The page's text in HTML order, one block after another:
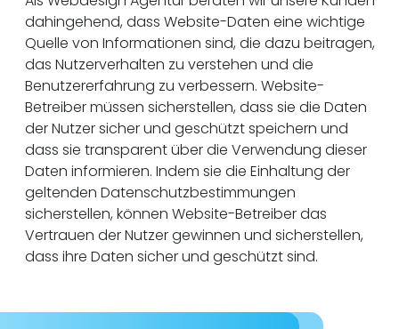
dahingehend, dass Website-Daten eine wichtige
Quelle von Informationen sind, die dazu beitragen,
das Nutzerverhalten zu verstehen und die
Benutzererfahrung zu verbessern. Website-
Betreiber müssen sicherstellen, dass sie die Daten
der Nutzer sicher und geschützt speichern und
dass sie transparent über die Verwendung dieser
Daten informieren. Indem sie die Einhaltung der
geltenden Datenschutzbestimmungen
sicherstellen, können Website-Betreiber das
Vertrauen der Nutzer gewinnen und sicherstellen,
dass ihre Daten sicher und geschützt sind.